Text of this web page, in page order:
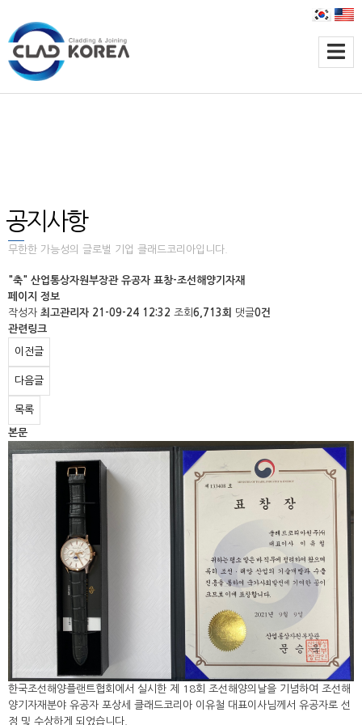
공지사항
무한한 가능성의 글로벌 기업 클래드코리아입니다.
"축" 산업통상자원부장관 유공자 표창-조선해양기자재
페이지 정보
작성자 최고관리자 21-09-24 12:32 조회 6,713회 댓글0건
관련링크
이전글
다음글
목록
본문
한국조선해양플랜트협회에서 실시한 제 18회 조선해양의날을 기념하여 조선해
양기자재분야 유공자 포상세 클래드코리아 이유철 대표이사님께서 유공자로 선
정 및 수상하게 되었습니다.